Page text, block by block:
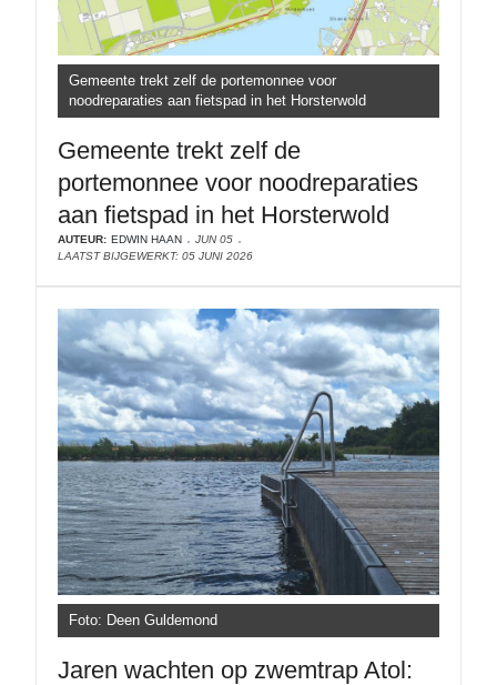
Gemeente trekt zelf de portemonnee voor
noodreparaties aan fietspad in het Horsterwold
Gemeente trekt zelf de
portemonnee voor noodreparaties
aan fietspad in het Horsterwold
AUTEUR: EDWIN HAAN
JUN 05
LAATST BIJGEWERKT: 05 JUNI 2026
Foto: Deen Guldemond
Jaren wachten op zwemtrap Atol: